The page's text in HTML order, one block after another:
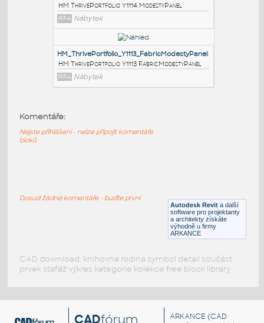
HM_ThrivePortfolio_Y1116_Surface-
AttachedScreen:
HM ThrivePortfolio Y1116 Surface-
AttachedScreen
RFA Nábytek
HM ThrivePortfolio Y1114 ModestyPanel
HM_ThrivePortfolio_Y1113_FabricModestyPanel
HM ThrivePortfolio Y1113 FabricModestyPanel
Autodesk Revit a další
software pro projektanty
a architekty získáte
výhodně u firmy
ARKANCE
Komentáře:
Nejste přihlášeni - nelze připojit komentáře
bloků
Dosud žádné komentáře - buďte první
CAD download: knihovna rodina symbol detail součást
prvek stafáž výkres kategorie kolekce free block library
CADfórum ARKANCE (CAD